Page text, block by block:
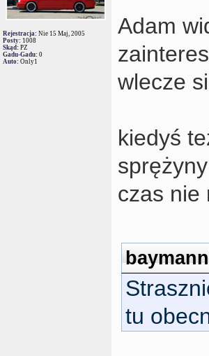
Rejestracja: Nie 15 Maj, 2005
Posty: 1008
Skąd: PZ
Gadu-Gadu: 0
Auto: Only1
Adam
wlecze
kiedyś
czas nie
tu